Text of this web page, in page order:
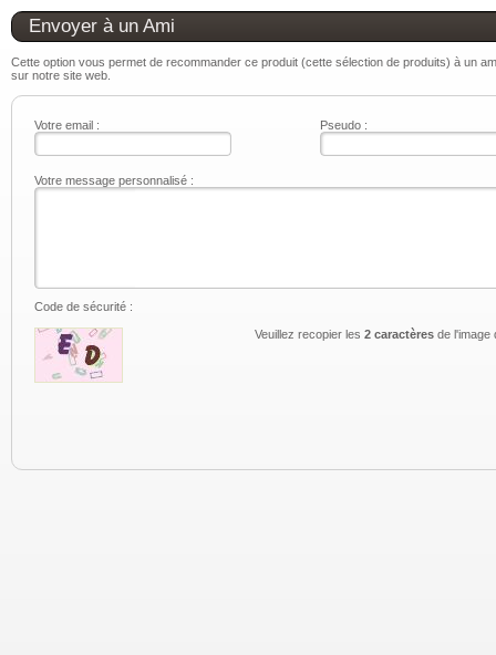
Envoyer à un Ami
Cette option vous permet de recommander ce produit (cette sélection de produits) à un
sur notre site web.
Votre email : Pseudo :
Votre message personnalisé :
Code de sécurité :
Veuillez recopier les 2 caractèresde l'image